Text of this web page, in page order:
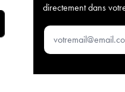
directement dans